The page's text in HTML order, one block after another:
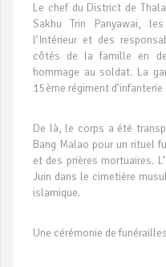
Le chef du District de
Sakhu Trin Panyawai,
l’Intérieur et des
côtés de la famille en
hommage au soldat. La
15ème régiment
De là, le corps a été
Bang Malao pour un rituel
et des prières mortuaires.
Juin dans le cimetière
islamique.
Une cérémonie de